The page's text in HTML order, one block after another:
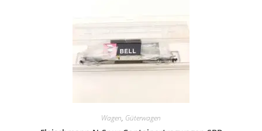
Wagen, Güterwagen